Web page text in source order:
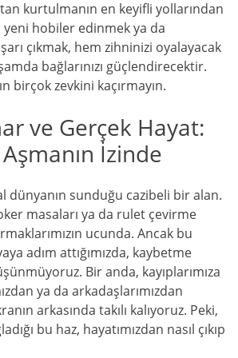
kurtulmanın en keyifli yollarından
hobiler edinmek ya da
çıkmak, hem zihninizi oyalayacak
bağlarınızı güçlendirecektir.
birçok zevkini kaçırmayın.
ve Gerçek Hayat:
Aşmanın İzinde
dünyanın sunduğu cazibeli bir alan.
masaları ya da rulet çevirme
ucunda. Ancak bu
adım attığımızda, kaybetme
Bir anda, kayıplarımıza
ya da arkadaşlarımızdan
arkasında takılı kalıyoruz. Peki,
bu haz, hayatımızdan nasıl çıkıp